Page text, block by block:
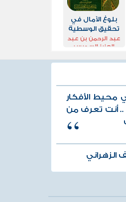
بلوغ الآمال في
تحقيق الوسطية
والإعتدال
عبد الرحمن بن عبد
العزيز السديس
محيط الأفكار
أنت تعرف من
الزهراني